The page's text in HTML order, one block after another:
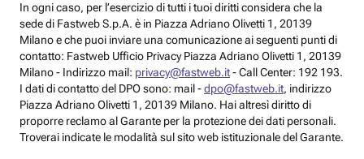
In ogni caso, per l’esercizio di tutti i tuoi diritti considera che la
sede di Fastweb S.p.A. è in Piazza Adriano Olivetti 1, 20139
Milano e che puoi inviare una comunicazione ai seguenti punti di
contatto: Fastweb Ufficio Privacy Piazza Adriano Olivetti 1, 20139
Milano - Indirizzo mail: privacy@fastweb.it- Call Center: 192 193.
I dati di contatto del DPO sono: mail -dpo@fastweb.it, indirizzo
Piazza Adriano Olivetti 1, 20139 Milano. Hai altresì diritto di
proporre reclamo al Garante per la protezione dei dati personali.
Troverai indicate le modalità sul sito web istituzionale del Garante.